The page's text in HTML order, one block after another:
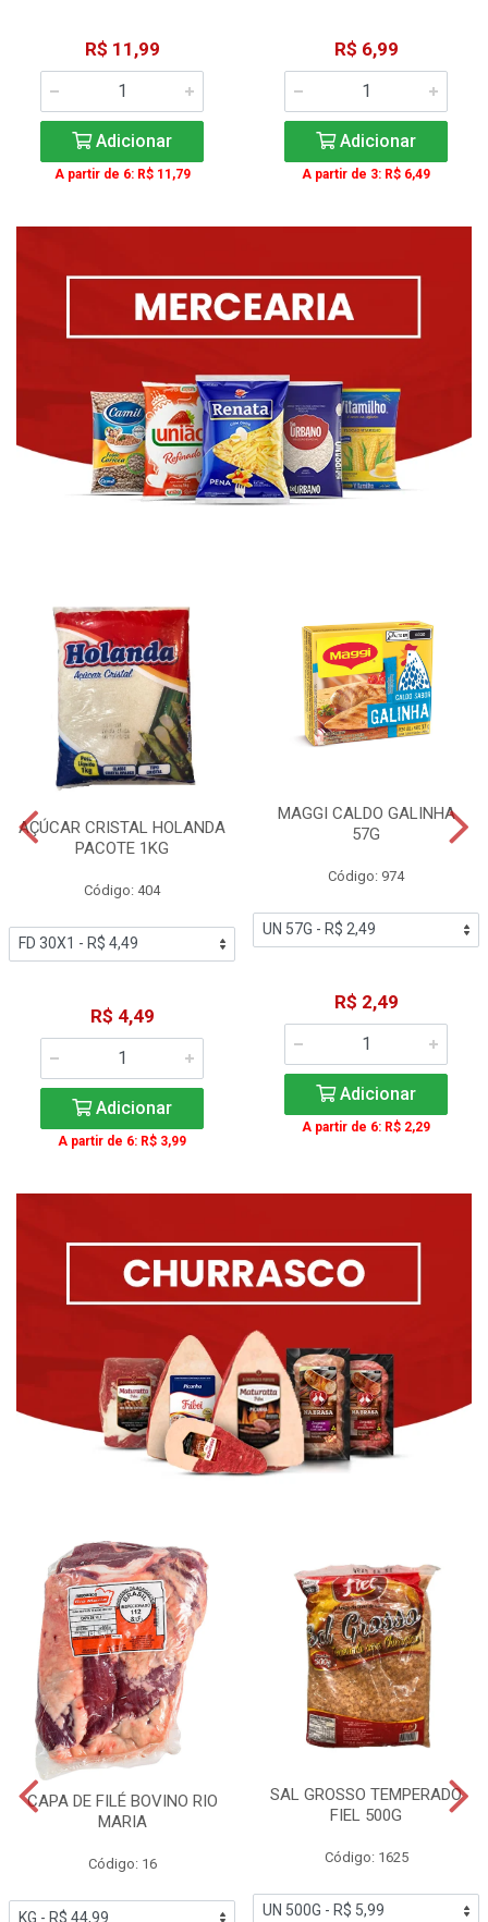
R$ 11,99
Adicionar
A partir de 6: R$ 11,79
R$ 6,99
Adicionar
A partir de 3: R$ 6,49
AÇÚCAR CRISTAL HOLANDA
PACOTE 1KG
Código: 404
R$ 4,49
Adicionar
A partir de 6: R$ 3,99
MAGGI CALDO GALINHA
57G
Código: 974
R$ 2,49
Adicionar
A partir de 6: R$ 2,29
CAPA DE FILÉ BOVINO RIO
MARIA
Código: 16
SAL GROSSO TEMPERADO
FIEL 500G
Código: 1625